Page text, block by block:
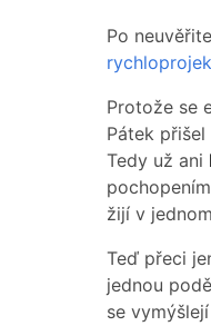
Po
Protože se
Pátek
Tedy už ani
žijí v
Teď přeci
jednou
se